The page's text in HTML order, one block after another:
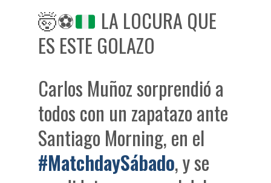
🤯⚽
LA LOCURA QUE
ES ESTE GOLAZO
Carlos Muñoz sorprendió a
todos con un zapatazo ante
Santiago Morning, en el
#MatchdaySábado, y se